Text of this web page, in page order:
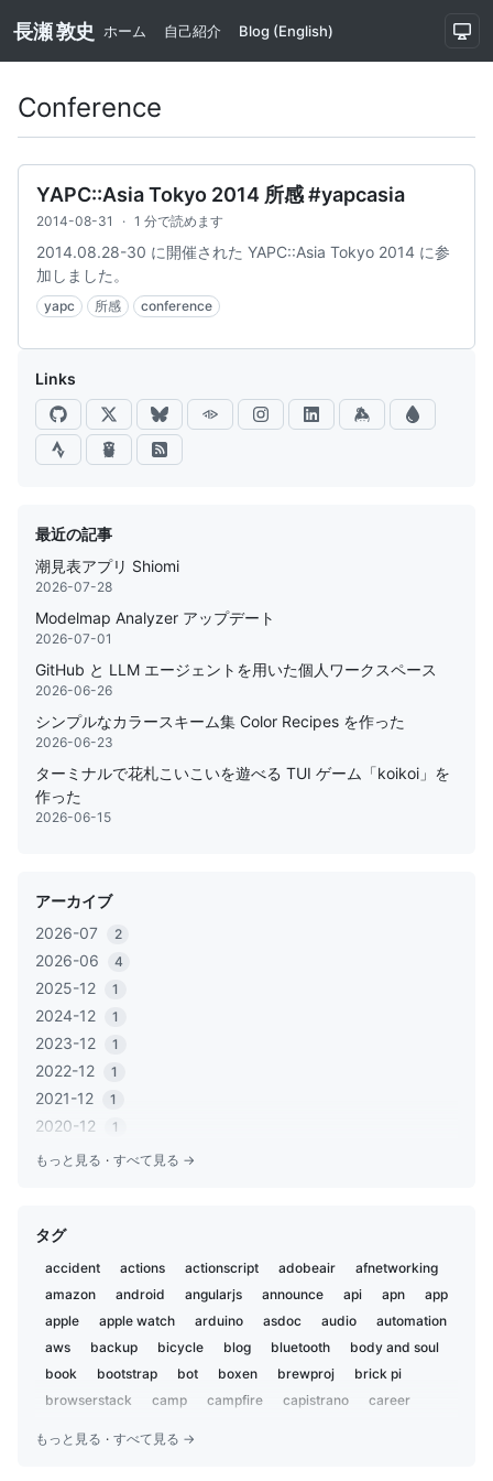
長瀬 敦史 ホーム 自己紹介 Blog (English)
Conference
YAPC::Asia Tokyo 2014 所感 #yapcasia
2014-08-31 · 1 分で読めます
2014.08.28-30 に開催された YAPC::Asia Tokyo 2014 に参
加しました。
yapc 所感 conference
Links
最近の記事
潮見表アプリ Shiomi
2026-07-28
Modelmap Analyzer アップデート
2026-07-01
GitHub と LLM エージェントを用いた個人ワークスペース
2026-06-26
シンプルなカラースキーム集 Color Recipes を作った
2026-06-23
ターミナルで花札こいこいを遊べる TUI ゲーム「koikoi」を
作った
2026-06-15
アーカイブ
2026-07
2
2026-06 4
2025-12 1
2024-12 1
2023-12 1
2022-12 1
2021-12 1
2020-12 1
2020-06 1
2019-11
2019-02
2019-01 1
2018-12 2
2018-07 3
2018-02 1
2018-01 1
2017-09
もっと見る · すべて見る →
タグ
accident actions actionscript adobeair
afnetworking
amazon
android angularjs announce api apn
app
apple
apple watch arduino asdoc audio
automation
aws
backup bicycle blog bluetooth
body and soul
book
bootstrap bot boxen brewproj
brick pi
browserstack
camp campfire capistrano
career
もっと見る · すべて見る →